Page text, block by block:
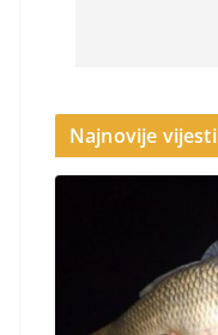
Najnovije vijesti